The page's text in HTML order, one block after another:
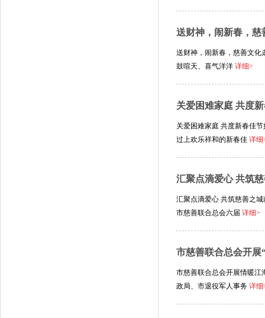
送财神，闹新春，慈
送财神，闹新春，慈善文化
鼓喧天、喜气洋洋 详细>
关爱困难家庭 共度
关爱困难家庭 共度新春佳
过上欢乐祥和的新春佳 详细
汇聚点滴爱心 共筑
汇聚点滴爱心 共筑慈善之
市慈善联合总会六届 详细>
市慈善联合总会开展
市慈善联合总会开展情暖江
政局、市退役军人事务 详细